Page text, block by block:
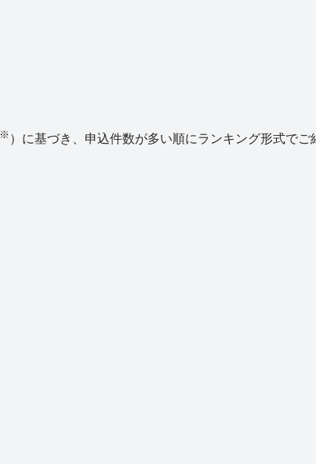
※ ）に基づき、申込件数が多い順にランキング形式でご